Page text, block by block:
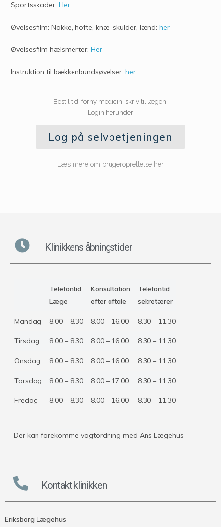
Sportsskader:Her
Øvelsesfilm: Nakke, hofte, knæ, skulder, lænd: her
Øvelsesfilm hælsmerter:Her
Instruktion til bækkenbundsøvelser:her
Bestil tid, forny medicin, skriv til lægen.
Login herunder
Log på selvbetjeningen
Læs mere om brugeroprettelse her
Klinikkens åbningstider
Telefontid
Læge
Konsultation
efter aftale
Telefontid
sekretærer
Mandag 8.00 – 8.30 8.00 – 16.00 8.30 – 11.30
Tirsdag 8.00 – 8.30 8.00 – 16.00 8.30 – 11.30
Onsdag 8.00 – 8.30 8.00 – 16.00 8.30 – 11.30
Torsdag 8.00 – 8.30 8.00 – 17.00 8.30 – 11.30
Fredag 8.00 – 8.30 8.00 – 16.00 8.30 – 11.30
Der kan forekomme vagtordning med Ans Lægehus.
Kontakt klinikken
Eriksborg Lægehus